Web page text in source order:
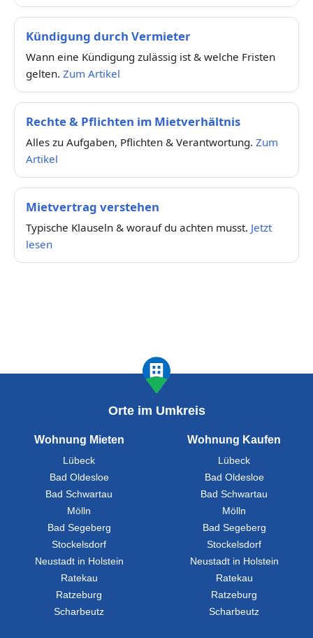
Kündigung durch Vermieter
Wann eine Kündigung zulässig ist & welche Fristen
gelten. Zum Artikel
Rechte & Pflichten im Mietverhältnis
Alles zu Aufgaben, Pflichten & Verantwortung. Zum
Artikel
Mietvertrag verstehen
Typische Klauseln & worauf du achten musst. Jetzt
lesen
Orte im Umkreis
Wohnung Mieten
Lübeck
Bad Oldesloe
Bad Schwartau
Mölln
Bad Segeberg
Stockelsdorf
Neustadt in Holstein
Ratekau
Ratzeburg
Scharbeutz
Wohnung Kaufen
Lübeck
Bad Oldesloe
Bad Schwartau
Mölln
Bad Segeberg
Stockelsdorf
Neustadt in Holstein
Ratekau
Ratzeburg
Scharbeutz